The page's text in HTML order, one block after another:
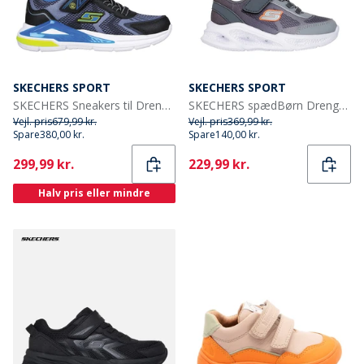
SKECHERS SPORT
SKECHERS Sneakers til Drenge Tri-Namics Sort
Vejl. pris679,99 kr.
Spare380,00 kr.
Current
299,99 kr.
Halv pris eller mindre
SKECHERS SPORT
SKECHERS spædBørn Drenge Meteor - Lights Krendox Sneakers Grå
Vejl. pris369,99 kr.
Spare140,00 kr.
Current
229,99 kr.